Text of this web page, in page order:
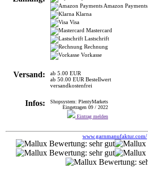
Amazon Payments
Klarna
Visa
Mastercard
Lastschrift
Rechnung
Vorkasse
Versand:
ab 5.00 EUR
ab 50.00 EUR Bestellwert
versandkostenfrei
Infos:
Shopsystem: PlentyMarkets
Eingetragen 09 / 2022
Eintrag melden
www.garnmanufaktur.com/